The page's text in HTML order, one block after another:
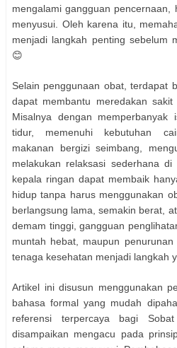
mengalami gangguan pencernaan,
menyusui. Oleh karena itu,
menjadi langkah penting sebelum
😊
Selain penggunaan obat, terdapat
dapat membantu meredakan
Misalnya dengan memperbanyak
tidur, memenuhi kebutuhan
makanan bergizi seimbang,
melakukan relaksasi sederhana
kepala ringan dapat membaik
hidup tanpa harus menggunakan
berlangsung lama, semakin berat,
demam tinggi, gangguan
muntah hebat, maupun
tenaga kesehatan menjadi langkah
Artikel ini disusun menggunakan
bahasa formal yang mudah
referensi terpercaya bagi
disampaikan mengacu pada